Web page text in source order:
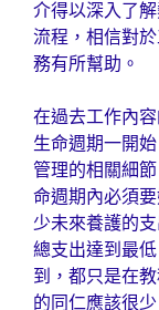
介得以深入了
流程，相信對
務有所幫助。
在過去工作內
生命週期一開
管理的相關細
命週期內必須
少未來養護的
總支出達到最
到，都只是在
的同仁應該很